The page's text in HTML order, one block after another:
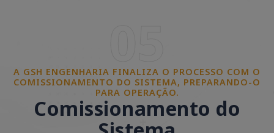
A GSH ENGENHARIA FINALIZA O PROCESSO COM O
COMISSIONAMENTO DO SISTEMA, PREPARANDO-O
PARA OPERAÇÃO.
Comissionamento do